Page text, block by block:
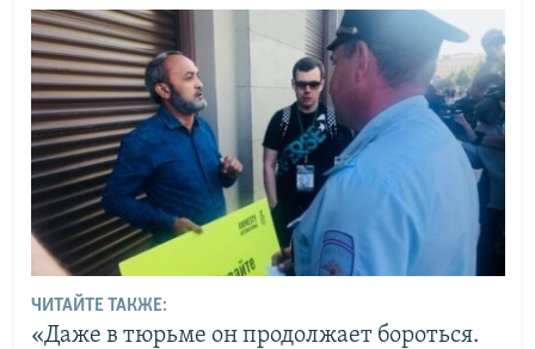
ЧИТАЙТЕ ТАКЖЕ:
«Даже в тюрьме он продолжает бороться.